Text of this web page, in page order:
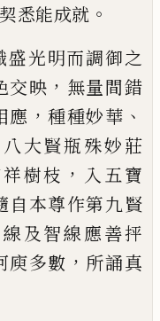
悉能成就 。
盛光明而調御之
交映 ， 無量間錯
應 ，種種妙華 、
八大賢瓶殊妙莊
樹枝 ， 入五寶
自本尊作第九賢
線及智線應善抨
庾多數 ， 所誦真